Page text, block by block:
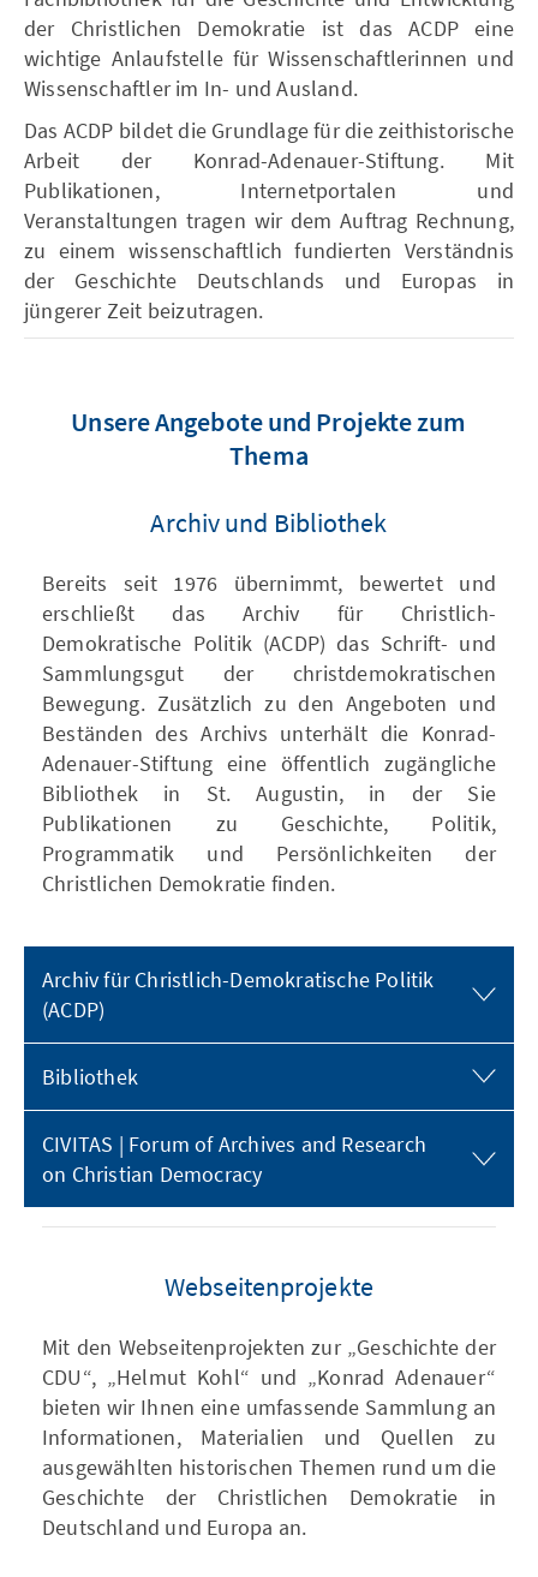
der Christlichen Demokratie ist das ACDP eine
wichtige Anlaufstelle für Wissenschaftlerinnen und
Wissenschaftler im In- und Ausland.
Das ACDP bildet die Grundlage für die zeithistorische
Arbeit der Konrad-Adenauer-Stiftung. Mit
Publikationen, Internetportalen und
Veranstaltungen tragen wir dem Auftrag Rechnung,
zu einem wissenschaftlich fundierten Verständnis
der Geschichte Deutschlands und Europas in
jüngerer Zeit beizutragen.
Unsere Angebote und Projekte zum
Thema
Archiv und Bibliothek
Bereits seit 1976 übernimmt, bewertet und
erschließt das Archiv für Christlich-
Demokratische Politik (ACDP) das Schrift- und
Sammlungsgut der christdemokratischen
Bewegung. Zusätzlich zu den Angeboten und
Beständen des Archivs unterhält die Konrad-
Adenauer-Stiftung eine öffentlich zugängliche
Bibliothek in St. Augustin, in der Sie
Publikationen zu Geschichte, Politik,
Programmatik und Persönlichkeiten der
Christlichen Demokratie finden.
Archiv für Christlich-Demokratische Politik
(ACDP)
Bibliothek
CIVITAS | Forum of Archives and Research
on Christian Democracy
Webseitenprojekte
Mit den Webseitenprojekten zur „Geschichte der
CDU“, „Helmut Kohl“ und „Konrad Adenauer“
bieten wir Ihnen eine umfassende Sammlung an
Informationen, Materialien und Quellen zu
ausgewählten historischen Themen rund um die
Geschichte der Christlichen Demokratie in
Deutschland und Europa an.